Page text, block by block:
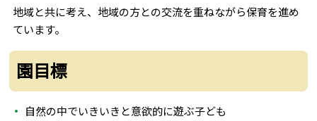
地域と共に考え、地域の方との交流を重ねながら保育を進め
ています。
園目標
自然の中でいきいきと意欲的に遊ぶ子ども